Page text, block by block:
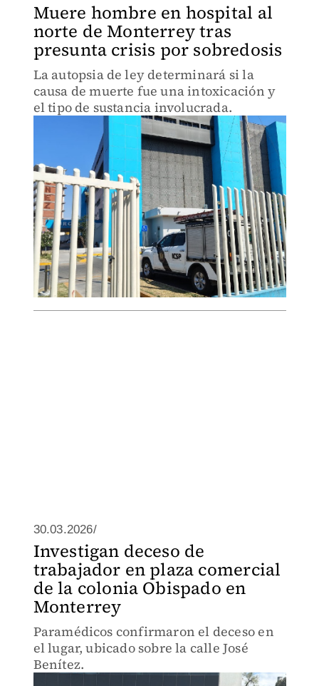
Muere hombre en hospital al
norte de Monterrey tras
presunta crisis por sobredosis
La autopsia de ley determinará si la
causa de muerte fue una intoxicación y
el tipo de sustancia involucrada.
30.03.2026/
Investigan deceso de
trabajador en plaza comercial
de la colonia Obispado en
Monterrey
Paramédicos confirmaron el deceso en
el lugar, ubicado sobre la calle José
Benítez.